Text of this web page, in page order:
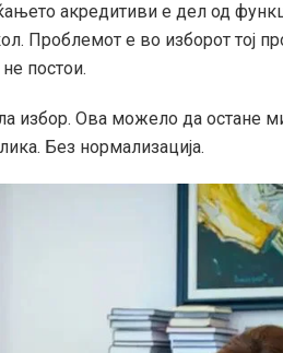
акредитиви е дел од
Проблемот е во изборот тој
постои.
избор. Ова можело да остане
Без нормализација.